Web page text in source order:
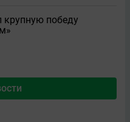
крупную победу